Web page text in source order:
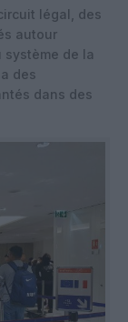
légal, des
autour
système de la
des
dans des